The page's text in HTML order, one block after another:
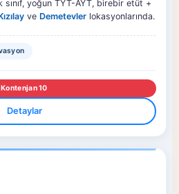
sınıf, yoğun TYT-AYT, birebir etüt +
ve Demetevler lokasyonlarında.
Kontenjan 10
Detaylar